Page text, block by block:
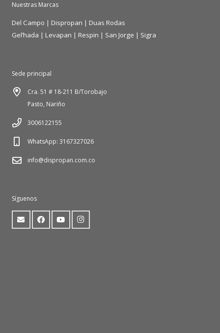
Nuestras Marcas
Del Campo | Dispropan | Duas Rodas
Gel’hada | Levapan | Respin | San Jorge | Sigra
Sede principal
Cra. 51 # 18-211 B/Torobajo
Pasto, Nariño
3006122155
WhatsApp: 3167327026
info@dispropan.com.co
Síguenos